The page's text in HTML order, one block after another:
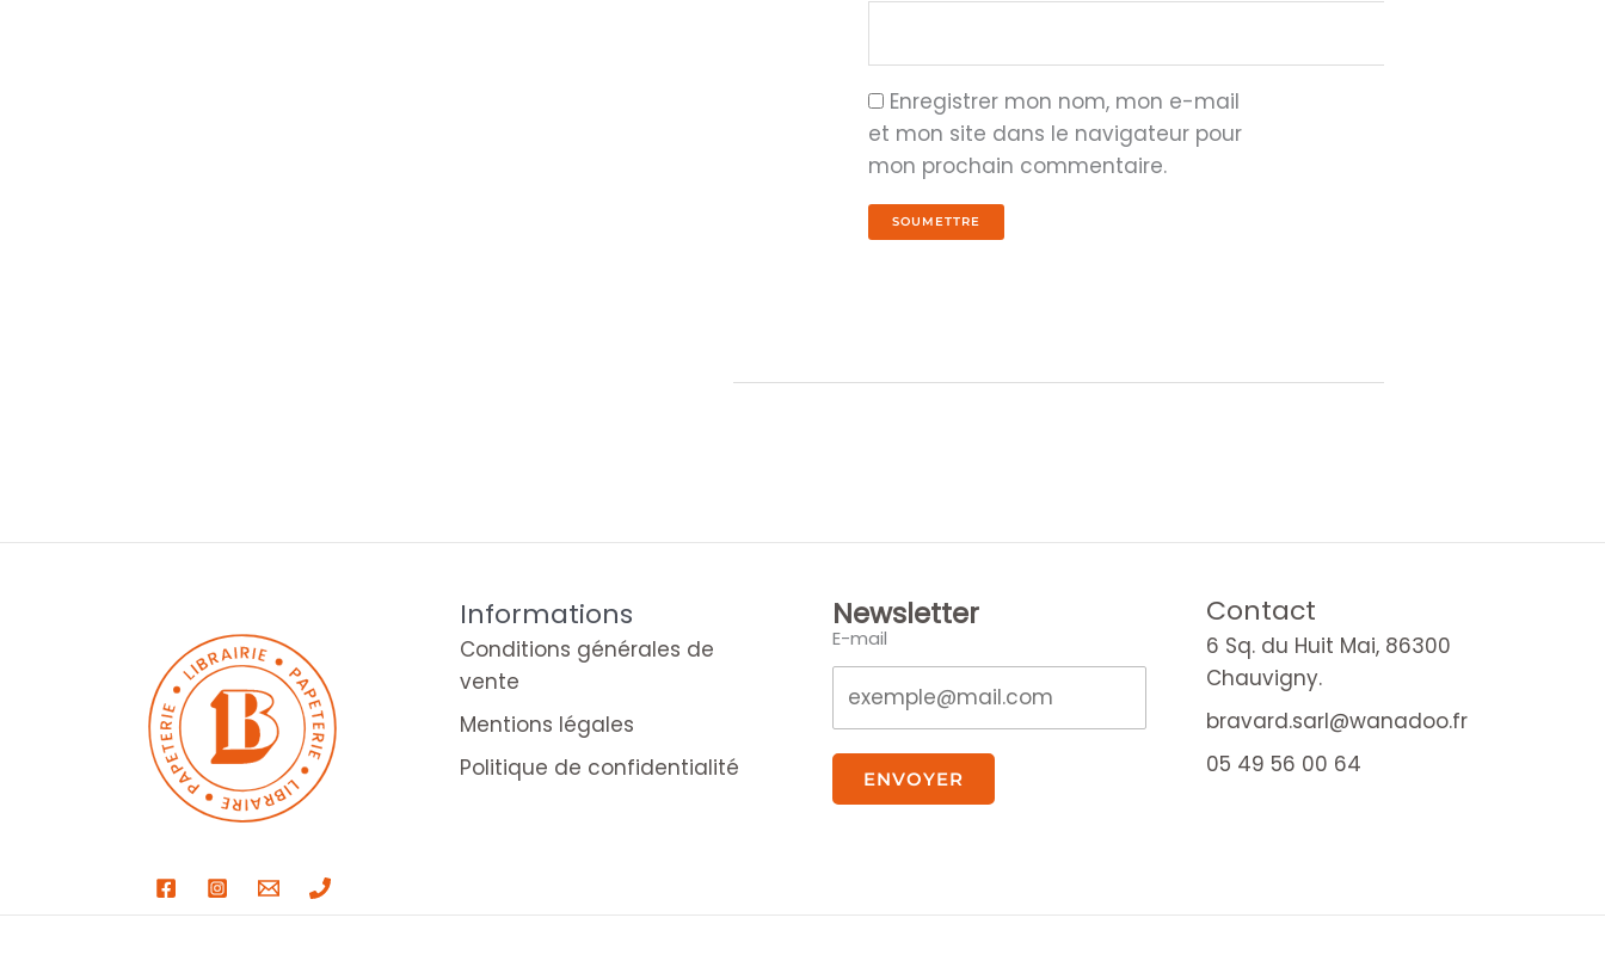
Enregistrer mon nom, mon e-mail
et mon site dans le navigateur pour
mon prochain commentaire.
Informations
Conditions générales de
vente
Mentions légales
Politique de confidentialité
Newsletter
E-mail
ENVOYER
Contact
6 Sq. du Huit Mai, 86300
Chauvigny.
bravard.sarl@wanadoo.fr
05 49 56 00 64